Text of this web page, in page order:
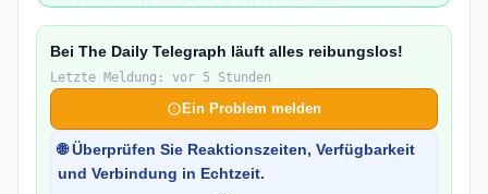
Bei The Daily Telegraph läuft alles reibungslos!
Letzte Meldung: vor 5 Stunden
Ein Problem melden
🌐 Überprüfen Sie Reaktionszeiten, Verfügbarkeit
und Verbindung in Echtzeit.